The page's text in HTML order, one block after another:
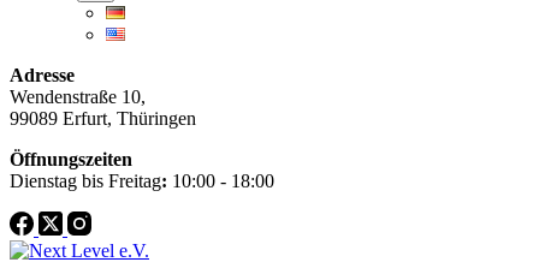
Adresse
Wendenstraße 10,
99089 Erfurt, Thüringen
Öffnungszeiten
Dienstag bis Freitag: 10:00 - 18:00